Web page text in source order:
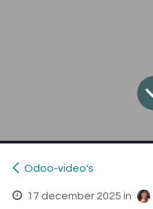
Odoo-video's
17 december 2025 in